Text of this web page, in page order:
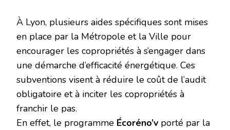
À Lyon, plusieurs aides spécifiques sont mises
en place par la Métropole et la Ville pour
encourager les copropriétés à s’engager dans
une démarche d’efficacité énergétique. Ces
subventions visent à réduire le coût de l’audit
obligatoire et à inciter les copropriétés à
franchir le pas.
En effet, le programme Écoréno’v porté par la